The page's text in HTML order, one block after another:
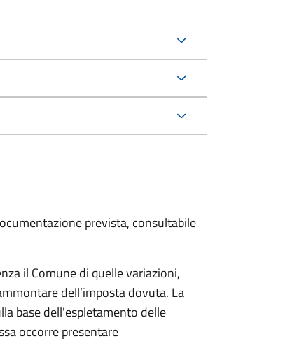
prevista, consultabile
il Comune di quelle variazioni,
dell’imposta dovuta. La
base dell'espletamento delle
occorre presentare